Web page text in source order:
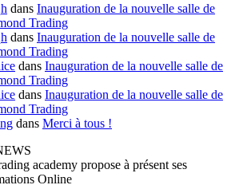
dans Inauguration de la nouvelle salle de
Trading
dans Inauguration de la nouvelle salle de
Trading
dans Inauguration de la nouvelle salle de
Trading
dans Inauguration de la nouvelle salle de
Trading
dans Merci à tous !
academy propose à présent ses
Online